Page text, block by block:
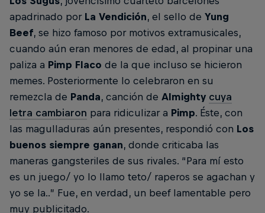
apadrinado por La Vendición, el sello de Yung
Beef, se hizo famoso por motivos extramusicales,
cuando aún eran menores de edad, al propinar una
paliza a Pimp Flaco de la que incluso se hicieron
memes. Posteriormente lo celebraron en su
remezcla de Panda, canción de Almighty cuya
letra cambiaron para ridiculizar a Pimp. Éste, con
las magulladuras aún presentes, respondió con Los
buenos siempre ganan, donde criticaba las
maneras gangsteriles de sus rivales. “Para mí esto
es un juego/ yo lo llamo teto/ raperos se agachan y
yo se la..” Fue, en verdad, un beef lamentable pero
muy publicitado.